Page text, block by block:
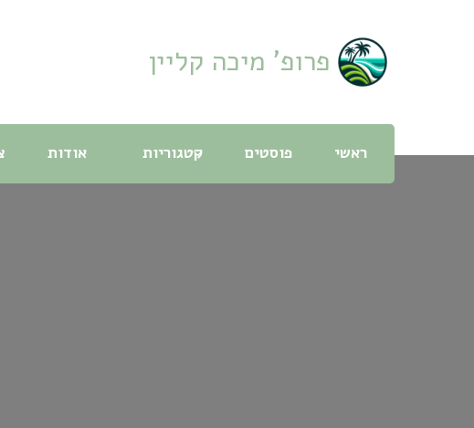
פרופ' מיכה קליין
ראשי פוסטים קטגוריות אודות